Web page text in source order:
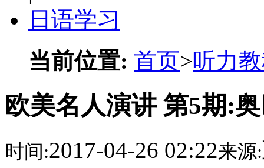
日语学习
当前位置: 首页>听力
欧美名人演讲 第5期:
时间:2017-04-26 02:22来源: